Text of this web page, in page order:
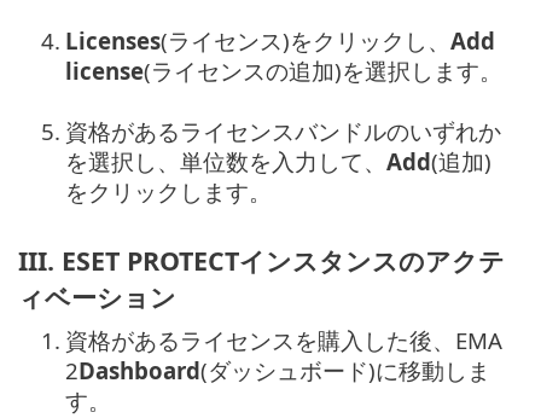
4. Licenses(ライセンス)をクリックし、 Add
license(ライセンスの追加)を選択します。
5. 資格があるライセンスバンドルのいずれか
を選択し、単位数を入力して、 Add(追加)
をクリックします。
III. ESET PROTECTインスタンスのアクテ
ィベーション
1. 資格があるライセンスを購入した後、EMA
2Dashboard(ダッシュボード)に移動しま
す。